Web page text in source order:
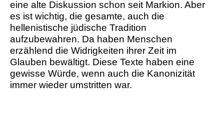
eine alte Diskussion schon seit Markion. Aber
es ist wichtig, die gesamte, auch die
hellenistische jüdische Tradition
aufzubewahren. Da haben Menschen
erzählend die Widrigkeiten ihrer Zeit im
Glauben bewältigt. Diese Texte haben eine
gewisse Würde, wenn auch die Kanonizität
immer wieder umstritten war.